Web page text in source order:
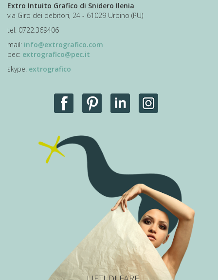
Extro Intuito Grafico di Snidero Ilenia
via Giro dei debitori, 24 - 61029 Urbino (PU)
tel: 0722.369406
mail: info@extrografico.com
pec: extrografico@pec.it
skype: extrografico